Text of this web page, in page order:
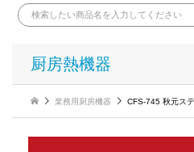
厨房熱機器
業務用厨房機器 CFS-745 秋元ス